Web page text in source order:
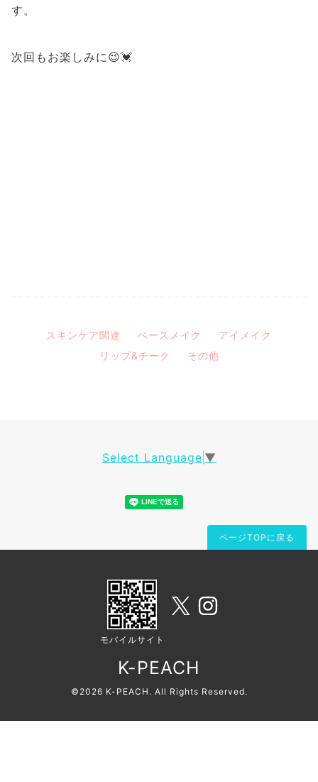
す。
次回もお楽しみに😉💓
スキンケア関連 ベースメイク
アイメイク
リップ&チーク
その他
Select Language ▼
ページTOPに戻る
モバイルサイト
K-PEACH
©2026 K-PEACH . All Rights Reserved.